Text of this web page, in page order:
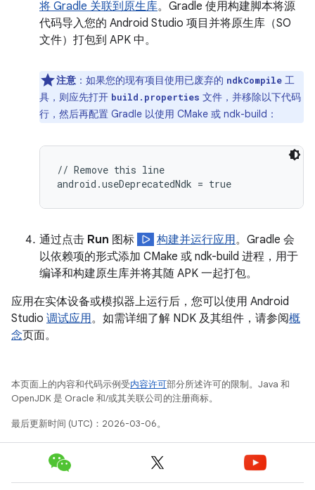
将 Gradle 关联到原生库。Gradle 使用构建脚本将源
代码导入您的 Android Studio 项目并将原生库（SO
文件）打包到 APK 中。
注意 ：如果您的现有项目使用已废弃的 ndkCompile 工
具，则应先打开 build.properties 文件，并移除以下代码
行，然后再配置 Gradle 以使用 CMake 或 ndk-build：
// Remove this line
通过点击 Run 图标 构建并运行应用。Gradle 会
以依赖项的形式添加 CMake 或 ndk-build 进程，用于
编译和构建原生库并将其随 APK 一起打包。
应用在实体设备或模拟器上运行后，您可以使用 Android
Studio 调试应用。如需详细了解 NDK 及其组件，请参阅概
念页面。
本页面上的内容和代码示例受内容许可部分所述许可的限制。Java 和
OpenJDK 是 Oracle 和/或其关联公司的注册商标。
最后更新时间 (UTC)：2026-03-06。